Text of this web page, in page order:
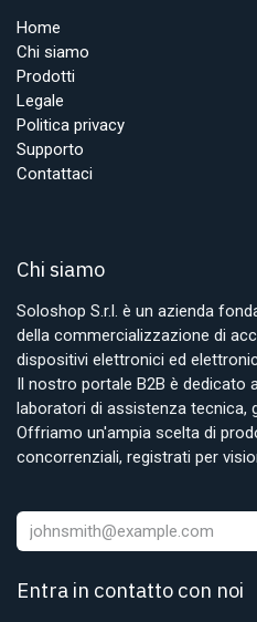
Home
Chi siamo
Prodotti
Legale
Politica privacy
Supporto
Contattaci
Chi siamo
Soloshop S.r.l. è un azienda
della commercializzazione di
dispositivi elettronici ed
Il nostro portale B2B è dedicato
laboratori di assistenza tecnica,
Offriamo un'ampia scelta di
concorrenziali, registrati per
Entra in contatto con noi